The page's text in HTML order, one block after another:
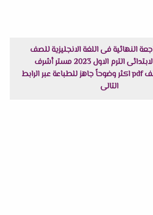
النهائية فى اللغة الانجليزية للصف
السادس الابتدائى الترم الاول 2023 مستر أشرف
شاهين في ملف pdf اكثر وضوحاً جاهز للطباعة عبر الرابط
التالى